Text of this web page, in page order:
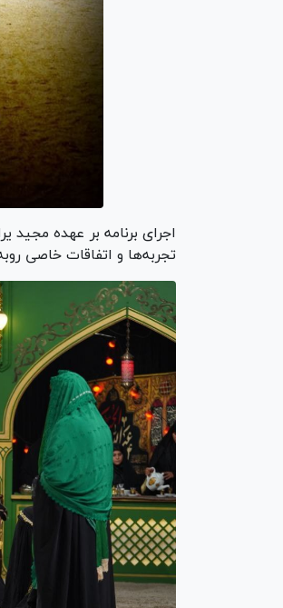
اجرای برنامه بر عهده مجید
تجربه‌ها و اتفاقات خاصی